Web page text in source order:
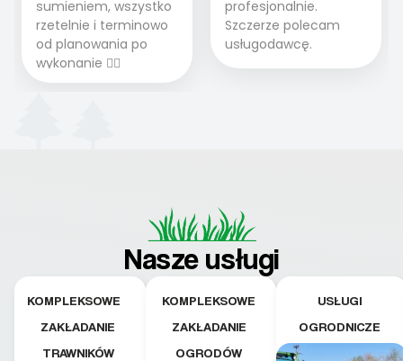
sumieniem, wszystko
rzetelnie i terminowo
od planowania po
wykonanie 👍🏻
profesjonalnie.
Szczerze polecam
usługodawcę.
Nasze usługi
KOMPLEKSOWE
ZAKŁADANIE
TRAWNIKÓW
KOMPLEKSOWE
ZAKŁADANIE
OGRODÓW
USŁUGI
OGRODNICZE